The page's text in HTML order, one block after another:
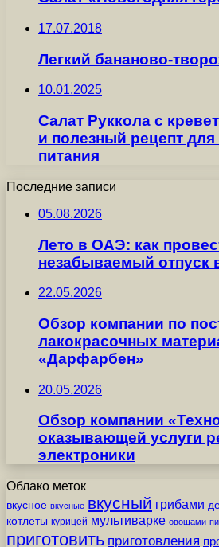
17.07.2018
Легкий бананово-
10.01.2025
Салат Руккола с
и полезный рецепт для
питания
Последние записи
05.08.2026
Лето в ОАЭ: как
незабываемый отпуск
22.05.2026
Обзор компании по
лакокрасочных
«Дарфарбен»
20.05.2026
Обзор компании
оказывающей услуги
электроники
Облако меток
вкусное вкусные вкусный грибами
котлеты курицей мультиварке овощами
приготовить приготовления